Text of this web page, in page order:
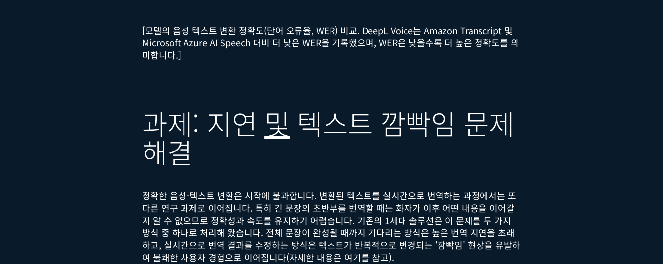
[모델의 음성 텍스트 변환 정확도(단어 오류율, WER) 비교. DeepL Voice는 Amazon Transcript 및
Microsoft Azure AI Speech 대비 더 낮은 WER을 기록했으며, WER은 낮을수록 더 높은 정확도를 의
미합니다.]
과제: 지연 및 텍스트 깜빡임 문제
해결
정확한 음성-텍스트 변환은 시작에 불과합니다. 변환된 텍스트를 실시간으로 번역하는 과정에서는 또
다른 연구 과제로 이어집니다. 특히 긴 문장의 초반부를 번역할 때는 화자가 이후 어떤 내용을 이어갈
지 알 수 없으므로 정확성과 속도를 유지하기 어렵습니다. 기존의 1세대 솔루션은 이 문제를 두 가지
방식 중 하나로 처리해 왔습니다. 전체 문장이 완성될 때까지 기다리는 방식은 높은 번역 지연을 초래
하고, 실시간으로 번역 결과를 수정하는 방식은 텍스트가 반복적으로 변경되는 '깜빡임' 현상을 유발하
여 불쾌한 사용자 경험으로 이어집니다(자세한 내용은 여기를 참고).